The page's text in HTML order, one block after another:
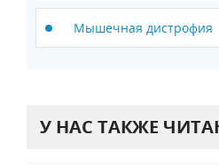
Мышечная дистрофия
У НАС ТАКЖЕ